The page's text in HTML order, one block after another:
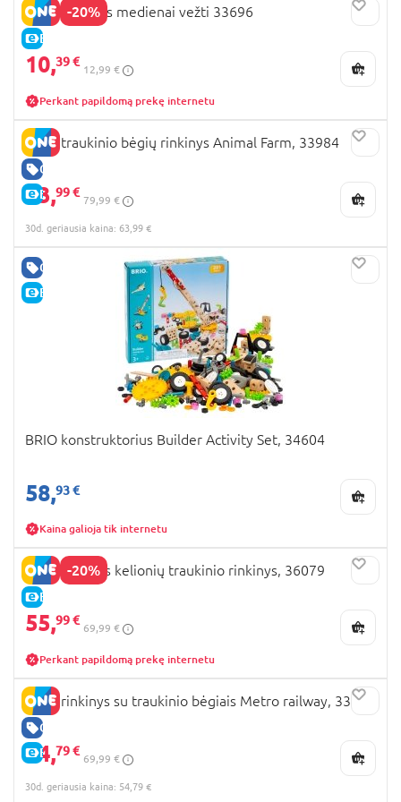
-20%
E-KAINA
BRIO vagonas medienai vežti 33696
10,39 €
12,99 €
Perkant papildomą prekę internetu
GERA KAINA
E-KAINA
BRIO traukinio bėgių rinkinys Animal Farm, 33984
63,99 €
79,99 €
30d. geriausia kaina: 63,99 €
GERA KAINA
E-KAINA
BRIO konstruktorius Builder Activity Set, 34604
58,93 €
Kaina galioja tik internetu
-20%
E-KAINA
BRIO pradinis kelionių traukinio rinkinys, 36079
55,99 €
69,99 €
Perkant papildomą prekę internetu
GERA KAINA
E-KAINA
BRIO rinkinys su traukinio bėgiais Metro railway, 33513
54,79 €
69,99 €
30d. geriausia kaina: 54,79 €